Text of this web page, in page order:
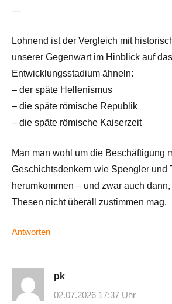
—
Lohnend ist der Vergleich mit
unserer Gegenwart im Hinblick auf das
Entwicklungsstadium ähneln:
– der späte Hellenismus
– die späte römische Republik
– die späte römische Kaiserzeit
Man man wohl um die Beschäftigung
Geschichtsdenkern wie Spengler und
herumkommen – und zwar auch
Thesen nicht überall zustimmen mag.
Antworten
pk
02.07.2026 17:37 Uhr